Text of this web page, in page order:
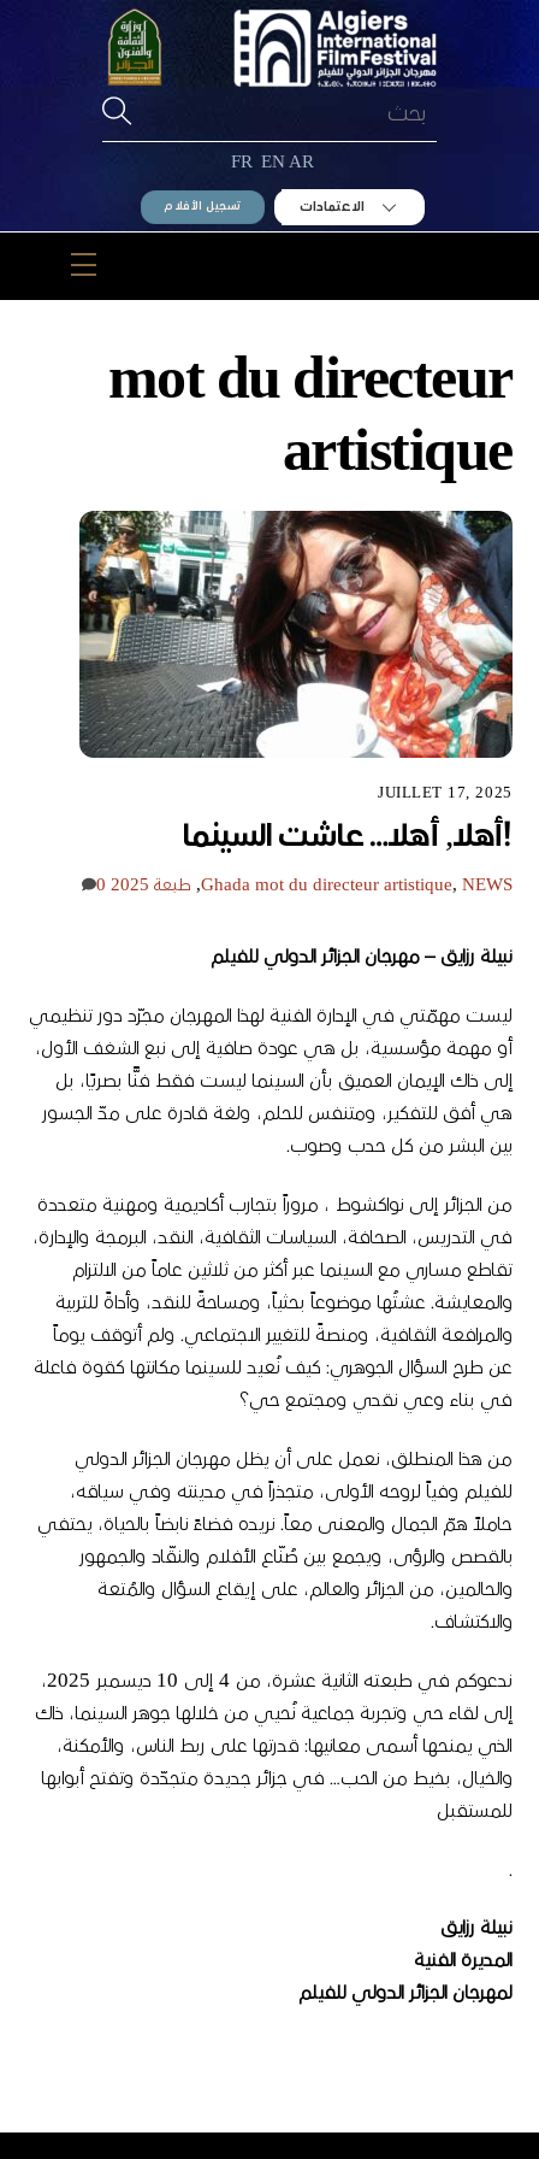
AR
EN
FR
الاعتمادات تسجيل الأفلام
Menu
mot du directeur
artistique
JUILLET 17, 2025
!أهلا, أهلا… عاشت السينما
Ghada mot du directeur artistique, NEWS
, طبعة 2025 0
نبيلة رزايق –مهرجان الجزائر الدولي للفيلم
ليست مهمّتي في الإدارة الفنية لهذا المهرجان مجرّد دور تنظيمي
أو مهمة مؤسسية، بل هي عودة صافية إلى نبع الشغف الأول،
إلى ذاك الإيمان العميق بأن السينما ليست فقط فنًّا بصريًا، بل
هي أفق للتفكير، ومتنفس للحلم، ولغة قادرة على مدّ الجسور
بين البشر من كل حدب وصوب.
من الجزائر إلى نواكشوط ، مروراً بتجارب أكاديمية ومهنية متعددة
في التدريس، الصحافة، السياسات الثقافية، النقد، البرمجة والإدارة،
تقاطع مساري مع السينما عبر أكثر من ثلاثين عاماً من الالتزام
والمعايشة. عشتُها موضوعاً بحثياً، ومساحةً للنقد، وأداةً للتربية
والمرافعة الثقافية، ومنصةً للتغيير الاجتماعي. ولم أتوقف يوماً
عن طرح السؤال الجوهري: كيف نُعيد للسينما مكانتها كقوة فاعلة
في بناء وعي نقدي ومجتمع حي؟
من هذا المنطلق، نعمل على أن يظل مهرجان الجزائر الدولي
للفيلم وفياً لروحه الأولى، متجذراً في مدينته وفي سياقه،
حاملاً همّ الجمال والمعنى معاً. نريده فضاءً نابضاً بالحياة، يحتفي
بالقصص والرؤى، ويجمع بين صُنّاع الأفلام والنقّاد والجمهور
والحالمين، من الجزائر والعالم، على إيقاع السؤال والمُتعة
والاكتشاف.
ندعوكم في طبعته الثانية عشرة، من 4 إلى ديسمبر
،
إلى لقاء حي وتجربة جماعية نُحيي من خلالها جوهر السينما، ذاك
الذي يمنحها أسمى معانيها: قدرتها على ربط الناس، والأمكنة،
والخيال، بخيط من الحب… في جزائر جديدة متجدّدة وتفتح أبوابها
للمستقبل
.
نبيلة رزايق
المديرة الفنية
لمهرجان الجزائر الدولي للفيلم